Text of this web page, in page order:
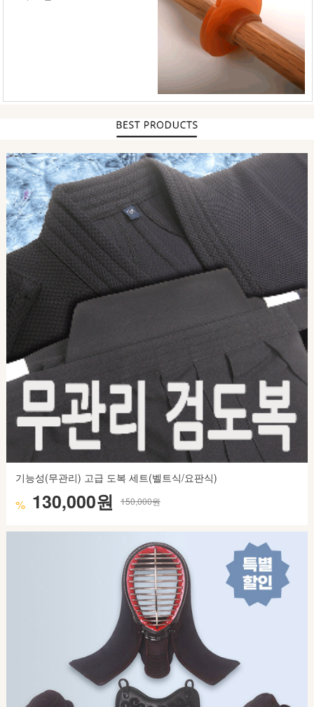
기능성(무관리) 고급 도복 세트(벨트식/요판식)
% 130,000원 150,000원